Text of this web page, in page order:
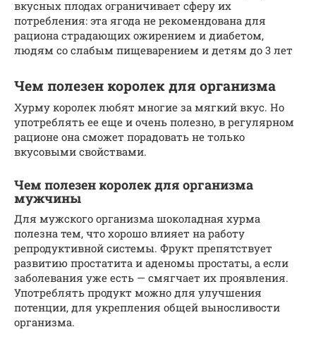
вкусных плодах ограничивает сферу их
потребления: эта ягода не рекомендована для
рациона страдающих ожирением и диабетом,
людям со слабым пищеварением и детям до 3 лет
Чем полезен королек для организма
Хурму королек любят многие за мягкий вкус. Но
употреблять ее еще и очень полезно, в регулярном
рационе она сможет порадовать не только
вкусовыми свойствами.
Чем полезен королек для организма
мужчины
Для мужского организма шоколадная хурма
полезна тем, что хорошо влияет на работу
репродуктивной системы. Фрукт препятствует
развитию простатита и аденомы простаты, а если
заболевания уже есть — смягчает их проявления.
Употреблять продукт можно для улучшения
потенции, для укрепления общей выносливости
организма.